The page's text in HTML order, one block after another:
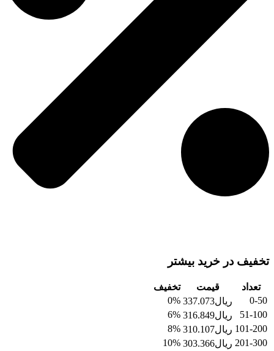
تخفیف در خرید بیشتر
تعداد قیمت
تخفیف
0-50
ریال337.073
0%
51-100
ریال316.849
6%
101-200 ریال310.107
8%
201-300 ریال303.366
10%